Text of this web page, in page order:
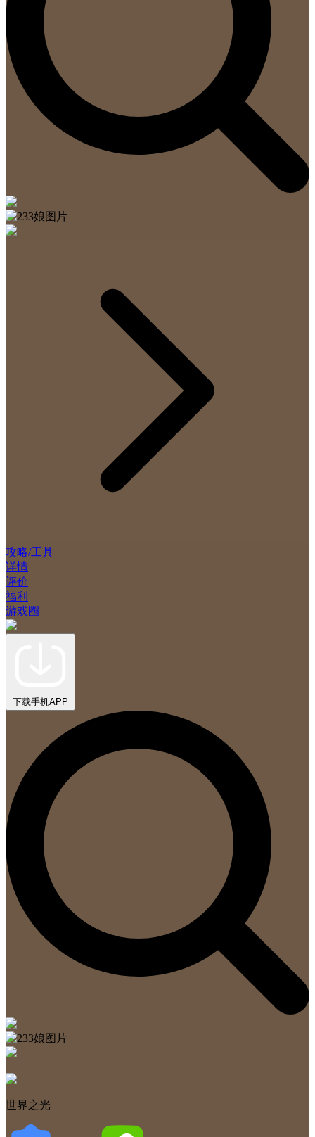
攻略/工具
详情
评价
福利
游戏圈
下载手机APP
世界之光